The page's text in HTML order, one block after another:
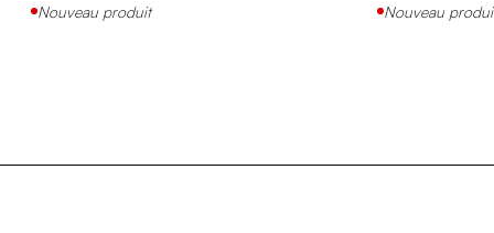
Nouveau produit Nouveau